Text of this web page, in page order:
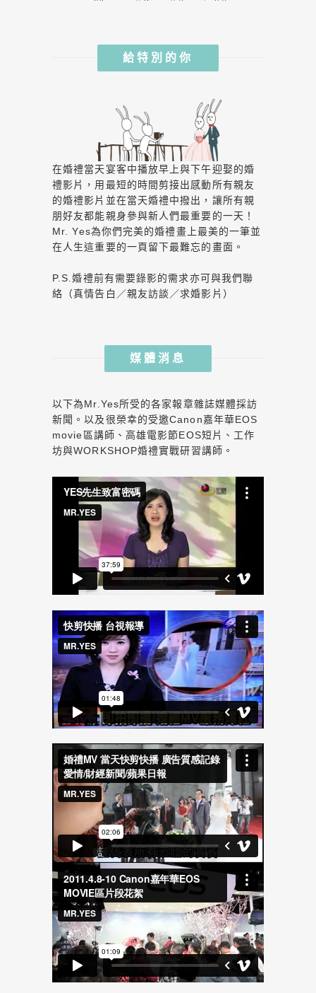
給特別的你
在婚禮當天宴客中播放早上與下午迎娶的婚
禮影片，用最短的時間剪接出感動所有親友
的婚禮影片並在當天婚禮中撥出，讓所有親
朋好友都能親身參與新人們最重要的一天！
Mr. Yes為你們完美的婚禮畫上最美的一筆並
在人生這重要的一頁留下最難忘的畫面。
P.S.婚禮前有需要錄影的需求亦可與我們聯
絡（真情告白／親友訪談／求婚影片）
媒體消息
以下為Mr.Yes所受的各家報章雜誌媒體採訪
新聞。以及很榮幸的受邀Canon嘉年華EOS
movie區講師、高雄電影節EOS短片、工作
坊與WORKSHOP婚禮實戰研習講師。